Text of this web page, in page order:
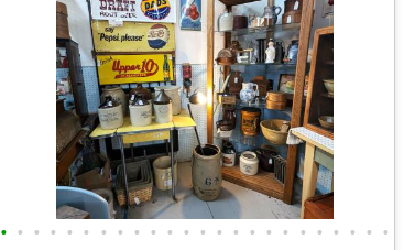
• • • • • • • • • • • • • • • • • • • • • • • •